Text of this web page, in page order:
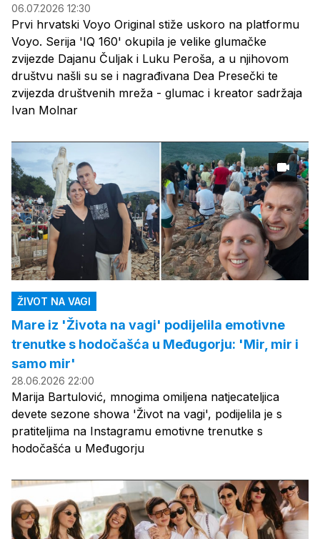
06.07.2026 12:30
Prvi hrvatski Voyo Original stiže uskoro na platformu
Voyo. Serija 'IQ 160' okupila je velike glumačke
zvijezde Dajanu Čuljak i Luku Peroša, a u njihovom
društvu našli su se i nagrađivana Dea Presečki te
zvijezda društvenih mreža - glumac i kreator sadržaja
Ivan Molnar
ŽIVOT NA VAGI
Mare iz 'Života na vagi' podijelila emotivne
trenutke s hodočašća u Međugorju: 'Mir, mir i
samo mir'
28.06.2026 22:00
Marija Bartulović, mnogima omiljena natjecateljica
devete sezone showa 'Život na vagi', podijelila je s
pratiteljima na Instagramu emotivne trenutke s
hodočašća u Međugorju